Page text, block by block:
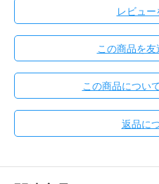
レビュー
この商品を友
この商品につい
返品に